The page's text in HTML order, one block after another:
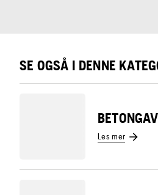
SE OGSÅ I DENNE
Les mer